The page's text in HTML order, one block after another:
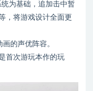
为基础，追加击中暂
，将游戏设计全面更
的声优阵容。
首次游玩本作的玩